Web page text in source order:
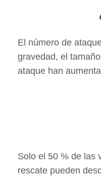
El número de
gravedad, el
ataque han
Solo el 50 % de las
rescate pueden